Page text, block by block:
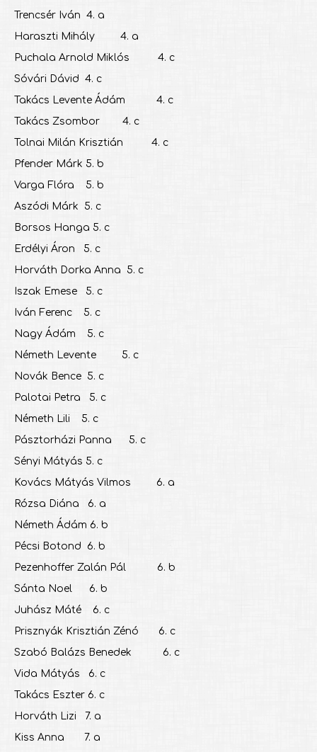
Trencsér Iván 4. a
Haraszti Mihály 4. a
Puchala Arnold Miklós 4. c
Sóvári Dávid 4. c
Takács Levente Ádám 4. c
Takács Zsombor 4. c
Tolnai Milán Krisztián 4. c
Pfender Márk 5. b
Varga Flóra 5. b
Aszódi Márk 5. c
Borsos Hanga 5. c
Erdélyi Áron 5. c
Horváth Dorka Anna 5. c
Iszak Emese 5. c
Iván Ferenc 5. c
Nagy Ádám 5. c
Németh Levente 5. c
Novák Bence 5. c
Palotai Petra 5. c
Németh Lili 5. c
Pásztorházi Panna 5. c
Sényi Mátyás 5. c
Kovács Mátyás Vilmos 6. a
Rózsa Diána 6. a
Németh Ádám 6. b
Pécsi Botond 6. b
Pezenhoffer Zalán Pál 6. b
Sánta Noel 6. b
Juhász Máté 6. c
Prisznyák Krisztián Zénó 6. c
Szabó Balázs Benedek 6. c
Vida Mátyás 6. c
Takács Eszter 6. c
Horváth Lizi 7. a
Kiss Anna 7. a